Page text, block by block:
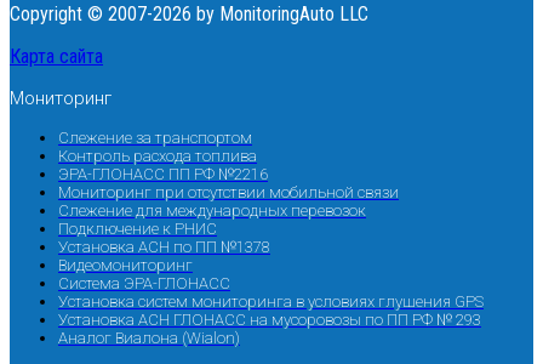
Copyright © 2007-2026 by MonitoringAuto LLC
Карта сайта
Мониторинг
Слежение за транспортом
Контроль расхода топлива
ЭРА-ГЛОНАСС ПП РФ №2216
Мониторинг при отсутствии мобильной связи
Слежение для международных перевозок
Подключение к РНИС
Установка АСН по ПП №1378
Видеомониторинг
Система ЭРА-ГЛОНАСС
Установка систем мониторинга в условиях глушения GPS
Установка АСН ГЛОНАСС на мусоровозы по ПП РФ № 293
Аналог Виалона (Wialon)